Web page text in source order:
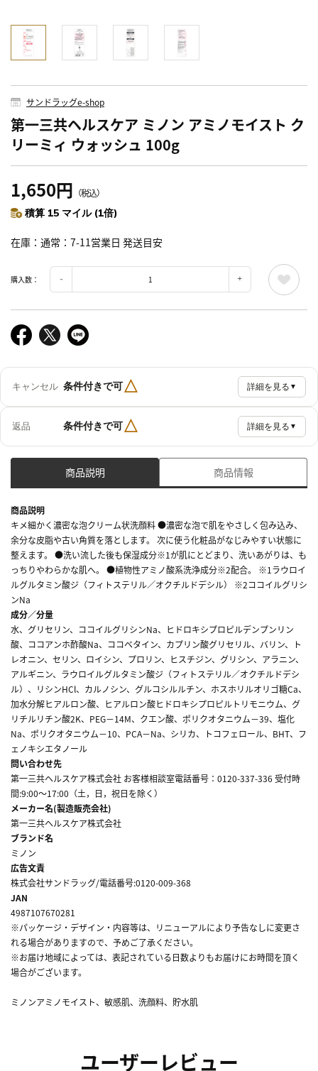
サンドラッグe-shop
第一三共ヘルスケア ミノン アミノモイスト ク
リーミィ ウォッシュ 100g
1,650円 （税込）
積算 15 マイル (1倍)
在庫 通常：7-11営業日 発送目安
購入数：
キャンセル 条件付きで可△ 詳細を見る ▼
返品 条件付きで可△ 詳細を見る ▼
商品説明 商品情報
商品説明
キメ細かく濃密な泡クリーム状洗顔料 ●濃密な泡で肌をやさしく包み込み、
余分な皮脂や古い角質を落とします。 次に使う化粧品がなじみやすい状態に
整えます。 ●洗い流した後も保湿成分※1が肌にとどまり、洗いあがりは、も
っちりやわらかな肌へ。 ●植物性アミノ酸系洗浄成分※2配合。 ※1ラウロイ
ルグルタミン酸ジ（フィトステリル／オクチルドデシル） ※2ココイルグリシ
ンNa
成分／分量
水、グリセリン、ココイルグリシンNa、ヒドロキシプロピルデンプンリン
酸、ココアンホ酢酸Na、ココベタイン、カプリン酸グリセリル、バリン、ト
レオニン、セリン、ロイシン、プロリン、ヒスチジン、グリシン、アラニン、
アルギニン、ラウロイルグルタミン酸ジ（フィトステリル／オクチルドデシ
ル）、リシンHCl、カルノシン、グルコシルルチン、ホスホリルオリゴ糖Ca、
加水分解ヒアルロン酸、ヒアルロン酸ヒドロキシプロピルトリモニウム、グ
リチルリチン酸2K、PEG－14M、クエン酸、ポリクオタニウム－39、塩化
Na、ポリクオタニウム－10、PCA－Na、シリカ、トコフェロール、BHT、フ
ェノキシエタノール
問い合わせ先
第一三共ヘルスケア株式会社 お客様相談室電話番号：0120-337-336 受付時
間:9:00～17:00（土，日，祝日を除く）
メーカー名(製造販売会社)
第一三共ヘルスケア株式会社
ブランド名
ミノン
広告文責
株式会社サンドラッグ/電話番号:0120-009-368
JAN
4987107670281
※パッケージ・デザイン・内容等は、リニューアルにより予告なしに変更さ
れる場合がありますので、予めご了承ください。
※お届け地域によっては、表記されている日数よりもお届けにお時間を頂く
場合がございます。
ミノンアミノモイスト、敏感肌、洗顔料、貯水肌
ユーザーレビュー